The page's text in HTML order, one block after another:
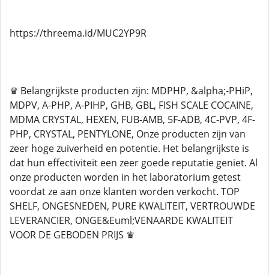
https://threema.id/MUC2YP9R
♛ Belangrijkste producten zijn: MDPHP, &alpha;-PHiP,
MDPV, A-PHP, A-PIHP, GHB, GBL, FISH SCALE COCAINE,
MDMA CRYSTAL, HEXEN, FUB-AMB, 5F-ADB, 4C-PVP, 4F-
PHP, CRYSTAL, PENTYLONE, Onze producten zijn van
zeer hoge zuiverheid en potentie. Het belangrijkste is
dat hun effectiviteit een zeer goede reputatie geniet. Al
onze producten worden in het laboratorium getest
voordat ze aan onze klanten worden verkocht. TOP
SHELF, ONGESNEDEN, PURE KWALITEIT, VERTROUWDE
LEVERANCIER, ONGE&Euml;VENAARDE KWALITEIT
VOOR DE GEBODEN PRIJS ♛